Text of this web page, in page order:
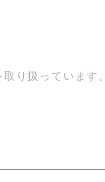
り扱っています。